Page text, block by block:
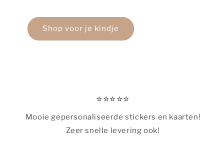
Shop voor je kindje
⭐️⭐️⭐️⭐️⭐️
Mooie gepersonaliseerde stickers en kaarten!
Zeer snelle levering ook!